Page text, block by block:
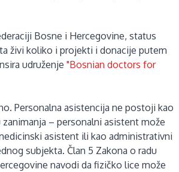
Bosne i Hercegovine, status
živi koliko i projekti i donacije putem
udruženje "Bosnian doctors for
Personalna asistencija ne postoji kao
zanimanja – personalni asistent može
asistent ili kao administrativni
subjekta. Član 5 Zakona o radu
navodi da fizičko lice može